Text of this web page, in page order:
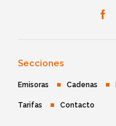
Secciones
Emisoras Cadenas
Tarifas Contacto